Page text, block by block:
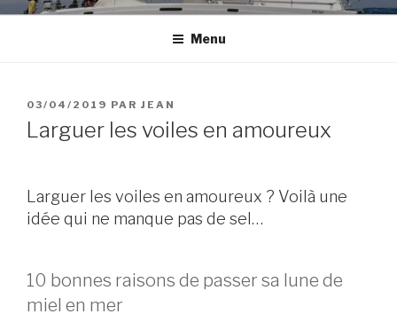
Menu
PUBLIÉ
LE
03/04/2019 PAR JEAN
Larguer les voiles en amoureux
Larguer les voiles en amoureux ? Voilà une
idée qui ne manque pas de sel…
10 bonnes raisons de passer sa lune de
miel en mer